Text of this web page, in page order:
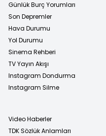
Günlük Burç Yorumları
Son Depremler
Hava Durumu
Yol Durumu
Sinema Rehberi
TV Yayın Akışı
Instagram Dondurma
Instagram Silme
Video Haberler
TDK Sözlük Anlamları